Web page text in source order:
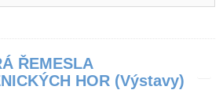
ŘEMESLA
HOR (Výstavy)